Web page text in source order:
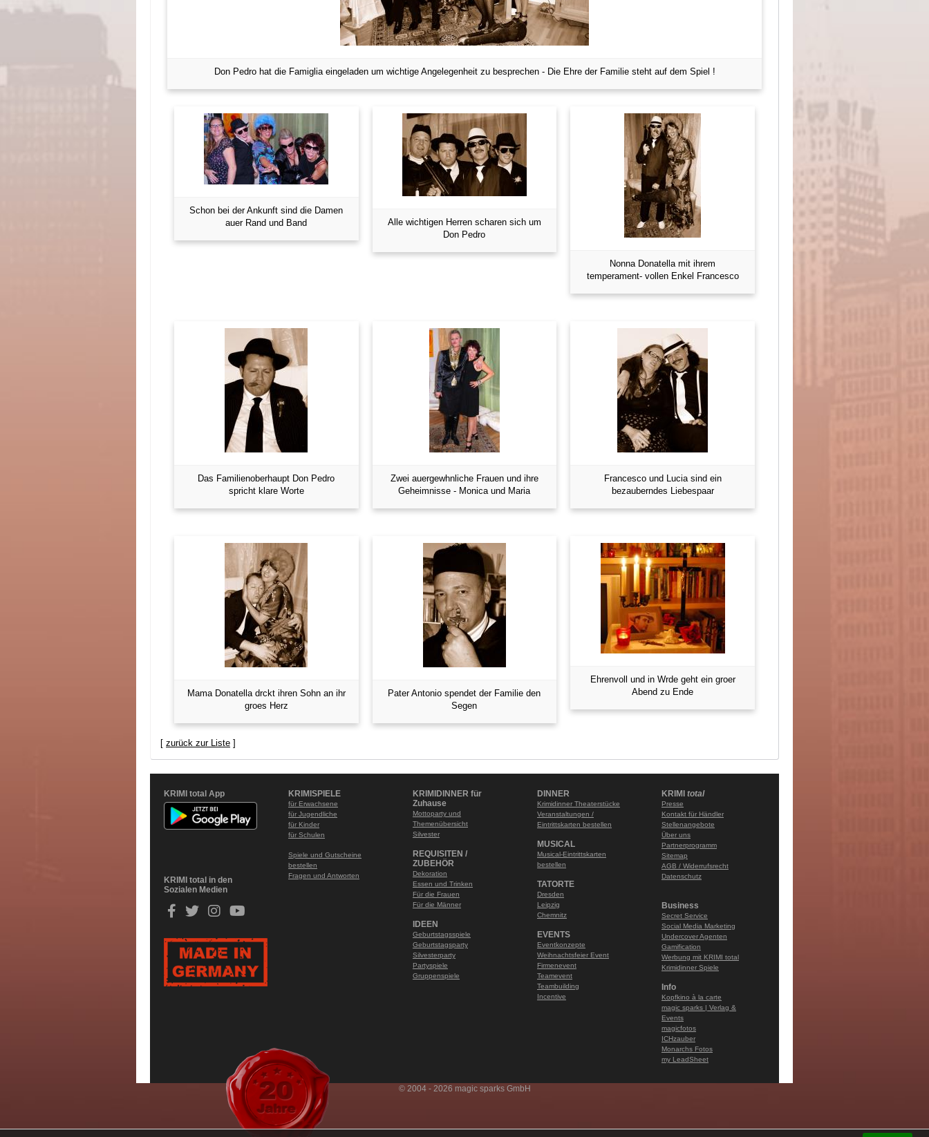
Don Pedro hat die Famiglia eingeladen um wichtige Angelegenheit zu besprechen - Die Ehre der Familie steht auf dem Spiel !
Schon bei der Ankunft sind die Damen
auer Rand und Band
Alle wichtigen Herren scharen sich um
Don Pedro
Nonna Donatella mit ihrem
temperament- vollen Enkel Francesco
Das Familienoberhaupt Don Pedro
spricht klare Worte
Zwei auergewhnliche Frauen und ihre
Geheimnisse - Monica und Maria
Francesco und Lucia sind ein
bezauberndes Liebespaar
Mama Donatella drckt ihren Sohn an ihr
groes Herz
Pater Antonio spendet der Familie den
Segen
Ehrenvoll und in Wrde geht ein groer
Abend zu Ende
[ zurück zur Liste ]
KRIMI total App
KRIMI total in den
Sozialen Medien
KRIMISPIELE
für Erwachsene
für Jugendliche
für Kinder
für Schulen
Spiele und Gutscheine
bestellen
Fragen und Antworten
KRIMIDINNER für
Zuhause
Mottoparty und
Themenübersicht
Silvester
REQUISITEN /
ZUBEHÖR
Dekoration
Essen und Trinken
Für die Frauen
Für die Männer
IDEEN
Geburtstagsspiele
Geburtstagsparty
Silvesterparty
Partyspiele
Gruppenspiele
DINNER
Krimidinner Theaterstücke
Veranstaltungen /
Eintrittskarten bestellen
MUSICAL
Musical-Eintrittskarten
bestellen
TATORTE
Dresden
Leipzig
Chemnitz
EVENTS
Eventkonzepte
Weihnachtsfeier Event
Firmenevent
Teamevent
Teambuilding
Incentive
KRIMI total
Presse
Kontakt für Händler
Stellenangebote
Über uns
Partnerprogramm
Sitemap
AGB / Widerrufsrecht
Datenschutz
Business
Secret Service
Social Media Marketing
Undercover Agenten
Gamification
Werbung mit KRIMI total
Krimidinner Spiele
Info
Kopfkino à la carte
magic sparks | Verlag &
Events
magicfotos
ICHzauber
Monarchs Fotos
my LeadSheet
© 2004 - 2026 magic sparks GmbH